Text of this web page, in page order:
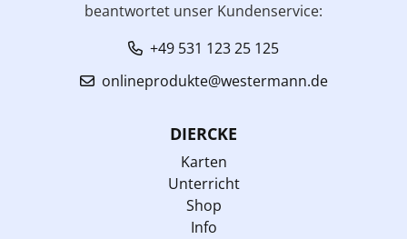
beantwortet unser Kundenservice:
+49 531 123 25 125
onlineprodukte@westermann.de
DIERCKE
Karten
Unterricht
Shop
Info